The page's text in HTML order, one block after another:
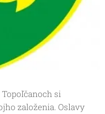
Topoľčanoch si
založenia. Oslavy